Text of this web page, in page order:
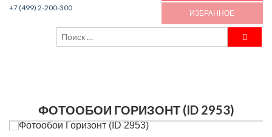
+7 (499) 2-200-300
ИЗБРАННОЕ
ФОТООБОИ ГОРИЗОНТ (ID 2953)